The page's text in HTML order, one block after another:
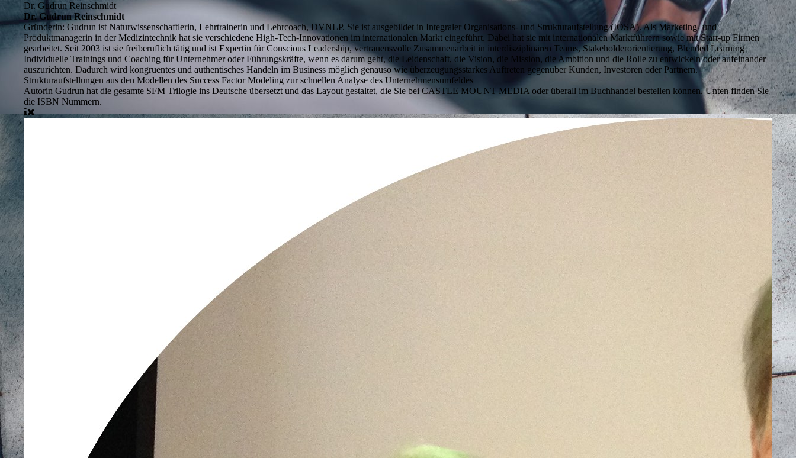
Dr. Gudrun Reinschmidt
Dr. Gudrun Reinschmidt
Gründerin:Gudrun ist Naturwissenschaftlerin, Lehrtrainerin und Lehrcoach, DVNLP. Sie ist ausgebildet in Integraler Organisations- und Strukturaufstellung (IOSA). Als Marketing- und
Produktmanagerin in der Medizintechnik hat sie verschiedene High-Tech-Innovationen im internationalen Markt eingeführt. Dabei hat sie mit internationalen Marktführern sowie mit Start-up Firmen
gearbeitet. Seit 2003 ist sie freiberuflich tätig und ist Expertin für Conscious Leadership, vertrauensvolle Zusammenarbeit in interdisziplinären Teams, Stakeholderorientierung, Blended Learning
Individuelle Trainings und Coaching für Unternehmer oder Führungskräfte, wenn es darum geht, die Leidenschaft, die Vision, die Mission, die Ambition und die Rolle zu entwickeln oder aufeinander
auszurichten. Dadurch wird kongruentes und authentisches Handeln im Business möglich genauso wie überzeugungsstarkes Auftreten gegenüber Kunden, Investoren oder Partnern.
Strukturaufstellungen aus den Modellen des Success Factor Modeling zur schnellen Analyse des Unternehmensumfeldes
Autorin Gudrun hat die gesamte SFM Trilogie ins Deutsche übersetzt und das Layout gestaltet, die Sie bei CASTLE MOUNT MEDIA oder überall im Buchhandel bestellen können. Unten finden Sie
die ISBN Nummern.